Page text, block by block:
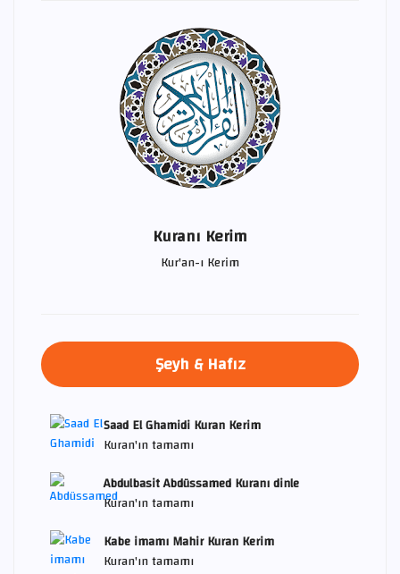
Kuranı Kerim
Kur'an-ı Kerim
Şeyh & Hafız
Saad El Ghamidi Kuran Kerim
Kuran'ın tamamı
Abdulbasit Abdüssamed Kuranı dinle
Kuran'ın tamamı
Kabe imamı Mahir Kuran Kerim
Kuran'ın tamamı